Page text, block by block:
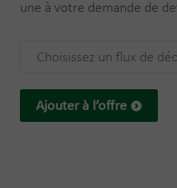
une à votre demande de
Choisissez un flux de
Ajouter à l’offre